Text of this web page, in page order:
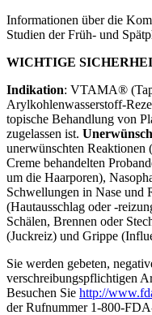
Informationen über die
Studien der Früh- und
WICHTIGE
Indikation: VTAMA®
Arylkohlenwasserstoff-
topische Behandlung von
zugelassen ist.
unerwünschten
Creme behandelten
um die Haarporen),
Schwellungen in Nase und
(Hautausschlag oder -
Schälen, Brennen oder
(Juckreiz) und Grippe
Sie werden gebeten,
verschreibungspflichtigen
Besuchen Sie http://
der Rufnummer 1-800-